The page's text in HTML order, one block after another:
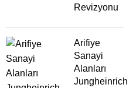
Revizyonu
Arifiye
Sanayi
Alanları
Jungheinrich